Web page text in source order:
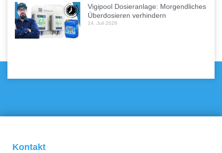
Vigipool Dosieranlage: Morgendliches
Überdosieren verhindern
14. Juli 2026
Kontakt